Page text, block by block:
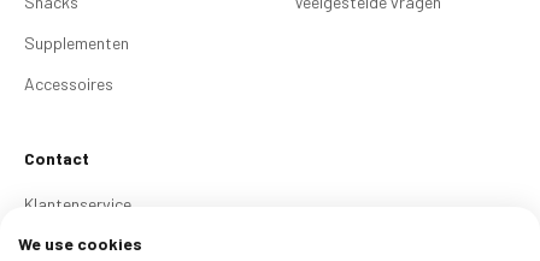
Supplementen
Accessoires
Contact
Klantenservice
Contact
We use cookies